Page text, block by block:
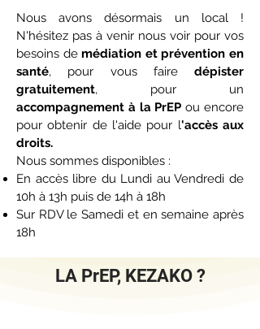
Nous avons désormais un local !
N'hésitez pas à venir nous voir pour vos
besoins demédiation et prévention en
santé, pour vous faire dépister
gratuitement, pour un
accompagnement à la PrEP ou encore
pour obtenir de l'aide pour l'accès aux
droits.
Nous sommes disponibles :
En accès libre du Lundi au Vendredi de
10h à 13h puis de 14h à 18h
Sur RDV le Samedi et en semaine après
18h
LA PrEP, KEZAKO ?